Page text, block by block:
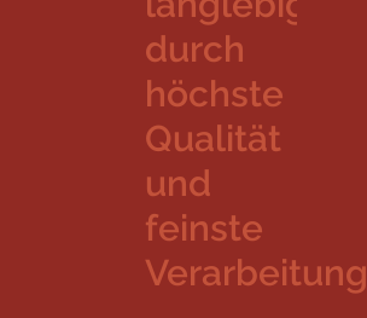
durch
höchste
Qualität
und
feinste
Verarbeitung